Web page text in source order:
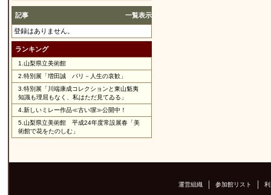
記事 一覧表示
登録はありません。
ランキング
1. 山梨県立美術館
2. 特別展「増田誠 パリ－人生の哀歓」
3. 特別展「川端康成コレクションと東山魁夷
知識も理屈もなく、私はただ見てゐる」
4. 新しいミレー作品≪古い塀≫公開中！
5. 山梨県立美術館 平成24年度常設展春「美
術館で花をたのしむ」
運営組織 参加館リスト